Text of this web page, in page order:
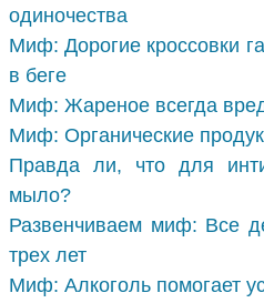
одиночества
Миф: Дорогие кроссовки
в беге
Миф: Жареное всегда
Миф: Органические
Правда ли, что для
мыло?
Развенчиваем миф: Все
трех лет
Миф: Алкоголь помогает